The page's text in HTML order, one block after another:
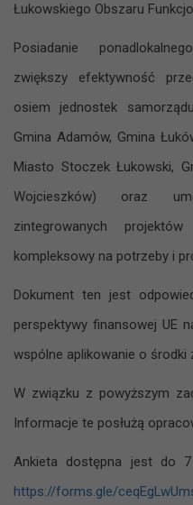
Łukowskiego Obszaru
Posiadanie
zwiększy efektywność
osiem jednostek
Gmina Adamów, Gmina
Miasto Stoczek Łukowski,
Wojcieszków) oraz
zintegrowanych
kompleksowy na potrzeby i
Dokument ten jest
perspektywy finansowej UE
wspólne aplikowanie o środki
W związku z powyższym
Informacje te posłużą
Ankieta dostępna jest do
https://forms.gle/